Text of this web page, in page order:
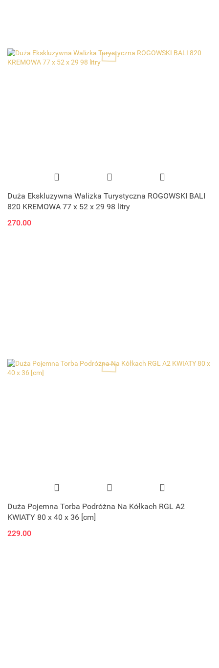
Duża Ekskluzywna Walizka Turystyczna ROGOWSKI BALI
820 KREMOWA 77 x 52 x 29 98 litry
270.00
Duża Pojemna Torba Podróżna Na Kółkach RGL A2
KWIATY 80 x 40 x 36 [cm]
229.00